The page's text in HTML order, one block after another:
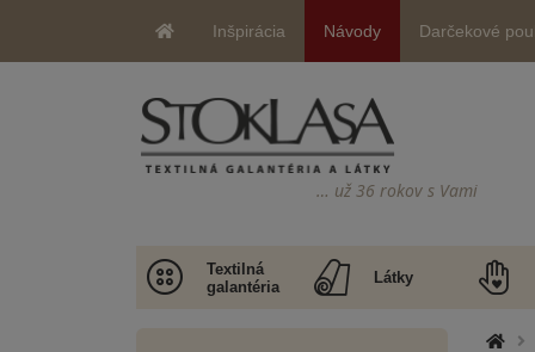
Inšpirácia Návody Darčekové
… už 36 rokov s Vami
Textilná
galantéria
Látky